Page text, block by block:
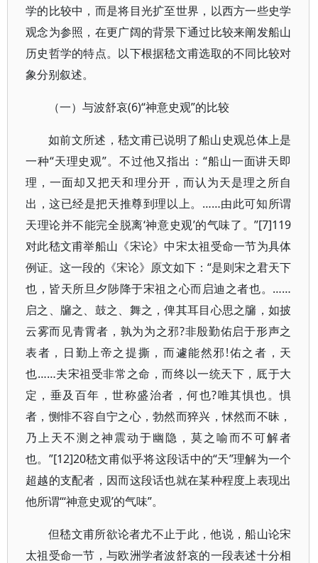
学的比较中，而是将目光扩至世界，以西方一些史学
观念为参照，在更广阔的背景下通过比较来阐发船山
历史哲学的特点。以下根据嵇文甫选取的不同比较对
象分别叙述。
（一）与波舒哀(6)“神意史观”的比较
如前文所述，嵇文甫已说明了船山史观总体上是
一种“天理史观”。不过他又指出：“船山一面讲天即
理，一面却又把天和理分开，而认为天是理之所自
出，这已经是把天推尊到理以上。……由此可知所谓
天理论并不能完全脱离‘神意史观’的气味了。”[7]119
对此嵇文甫举船山《宋论》中宋太祖受命一节为具体
例证。这一段的《宋论》原文如下：“是则宋之君天下
也，皆天所旦夕陟降于宋祖之心而启迪之者也。……
启之、牖之、鼓之、舞之，俾其耳目心思之牖，如披
云雾而见青霄者，孰为为之邪?非殷勤佑启于形声之
表者，日勤上帝之提撕，而遽能然邪!佑之者，天
也……夫宋祖受非常之命，而终以一统天下，厎于大
定，垂及百年，世称盛治者，何也?唯其惧也。惧
者，恻悱不容自宁之心，勃然而猝兴，怵然而不昧，
乃上天不测之神震动于幽隐，莫之喻而不可解者
也。”[12]20嵇文甫似乎将这段话中的“天”理解为一个
超越的支配者，因而这段话也就在某种程度上表现出
他所谓“‘神意史观’的气味”。
但嵇文甫所欲论者尤不止于此，他说，船山论宋
太祖受命一节，与欧洲学者波舒哀的一段表述十分相